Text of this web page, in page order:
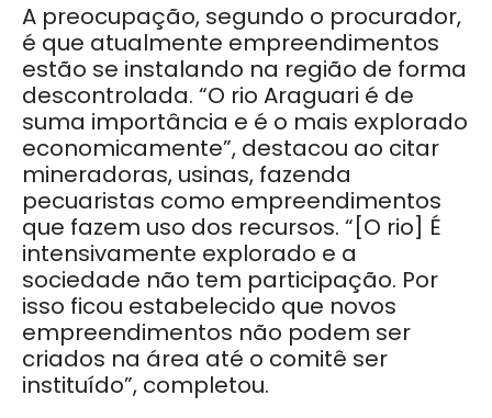
A preocupação, segundo o procurador,
é que atualmente empreendimentos
estão se instalando na região de forma
descontrolada. “O rio Araguari é de
suma importância e é o mais explorado
economicamente”, destacou ao citar
mineradoras, usinas, fazenda
pecuaristas como empreendimentos
que fazem uso dos recursos. “[O rio] É
intensivamente explorado e a
sociedade não tem participação. Por
isso ficou estabelecido que novos
empreendimentos não podem ser
criados na área até o comitê ser
instituído”, completou.